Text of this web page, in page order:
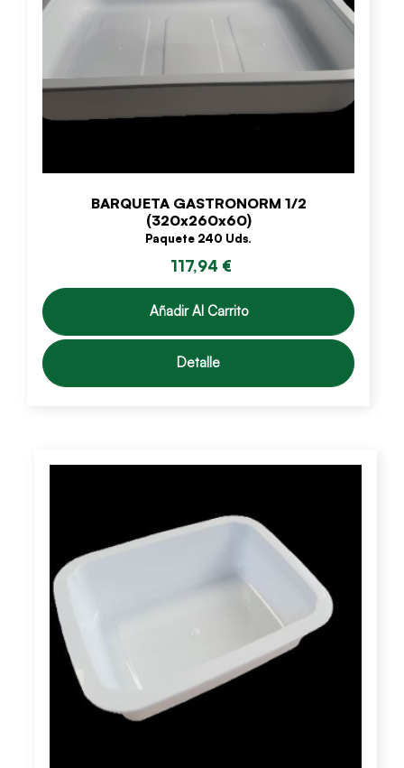
BARQUETA GASTRONORM 1/2
(320x260x60)
Paquete 240 Uds.
117,94 €
Añadir Al Carrito
Detalle